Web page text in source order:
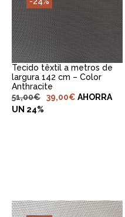
ADICIONAR AO
CARRINHO
Tecido têxtil a metros de
largura 142 cm – Color
Anthracite
51,00€ 39,00€ AHORRA
UN 24%